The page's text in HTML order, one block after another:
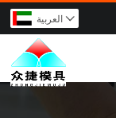
العربية 